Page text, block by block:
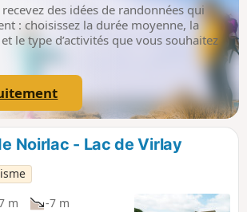
des idées de randonnées qui
: choisissez la durée moyenne, la
le type d’activités que vous souhaitez
Noirlac - Lac de Virlay
m
-7 m